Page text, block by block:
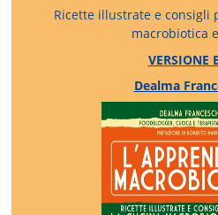
Ricette illustrate e consigli
macrobiotica
VERSIONE
Dealma